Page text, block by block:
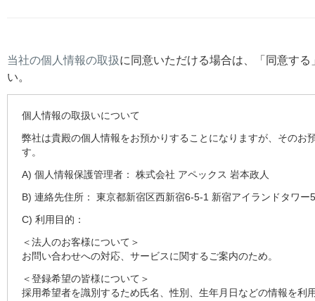
当社の個人情報の取扱に同意いただける場合は、「同意す
い。
個人情報の取扱いについて
弊社は貴殿の個人情報をお預かりすることになりますが、その
す。
A) 個人情報保護管理者： 株式会社 アペックス 岩本政人
B) 連絡先住所： 東京都新宿区西新宿6-5-1 新宿アイランドタワー
C) 利用目的：
＜法人のお客様について＞
お問い合わせへの対応、サービスに関するご案内のため。
＜登録希望の皆様について＞
採用希望者を識別するため氏名、性別、生年月日などの情報を利